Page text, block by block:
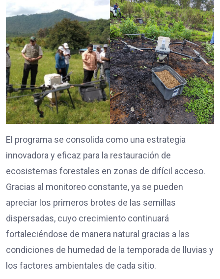
El programa se consolida como una estrategia
innovadora y eficaz para la restauración de
ecosistemas forestales en zonas de difícil acceso.
Gracias al monitoreo constante, ya se pueden
apreciar los primeros brotes de las semillas
dispersadas, cuyo crecimiento continuará
fortaleciéndose de manera natural gracias a las
condiciones de humedad de la temporada de lluvias y
los factores ambientales de cada sitio.